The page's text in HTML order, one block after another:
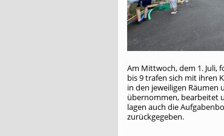
Am Mittwoch, dem 1. Juli,
bis 9 trafen sich mit ihren
in den jeweiligen
übernommen, bearbeitet
lagen auch die
zurückgegeben.